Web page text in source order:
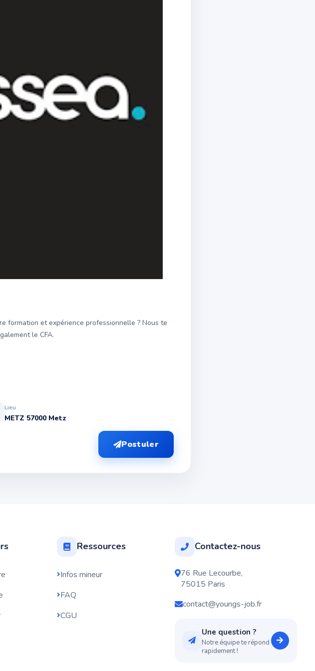
formation et expérience professionnelle ? Nous te
le CFA.
Lieu
METZ 57000 Metz
Postuler
Ressources
Infos mineur
FAQ
CGU
Contactez-nous
76 Rue Lecourbe,
75015 Paris
contact@youngs-job.fr
Une question ?
Notre équipe te répond
rapidement !